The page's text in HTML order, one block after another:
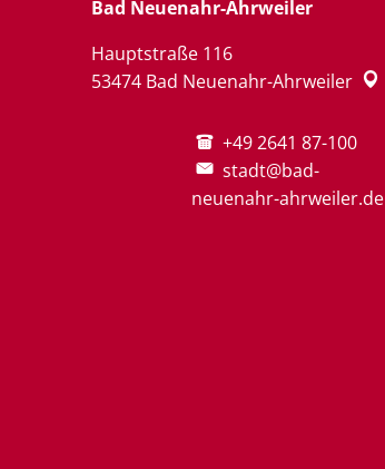
Bad Neuenahr-Ahrweiler
Hauptstraße 116
53474 Bad Neuenahr-Ahrweiler
+49 2641 87-100
stadt@bad-
neuenahr-ahrweiler.de